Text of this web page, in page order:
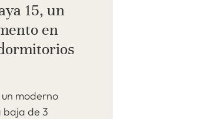
15, un
en
un moderno
de 3